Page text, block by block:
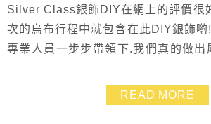
Silver Class銀飾DIY在網上的評價很
次的烏布行程中就包含在此DIY銀飾
專業人員一步步帶領下.我們真的做出
又對峇里島有了很不一樣的感受!
READ MORE